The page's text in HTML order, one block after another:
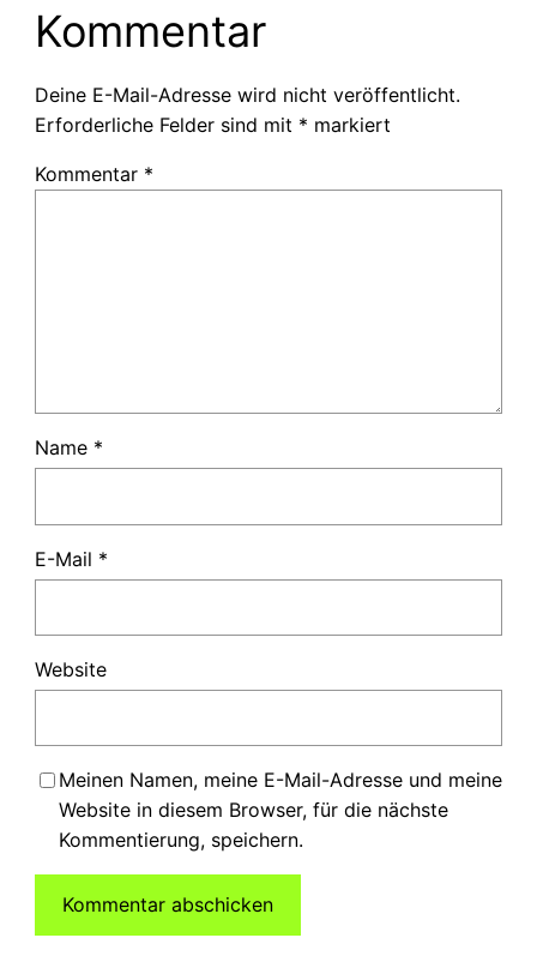
Kommentar
Deine E-Mail-Adresse wird nicht veröffentlicht.
Erforderliche Felder sind mit * markiert
Kommentar *
Name *
E-Mail *
Website
Meinen Namen, meine E-Mail-Adresse und meine
Website in diesem Browser, für die nächste
Kommentierung, speichern.